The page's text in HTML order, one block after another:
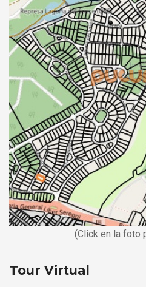
(Click en la foto
Tour Virtual